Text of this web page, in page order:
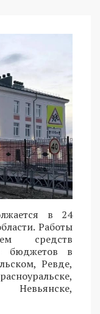
в 24
Работы
средств
бюджетов в
Ревде,